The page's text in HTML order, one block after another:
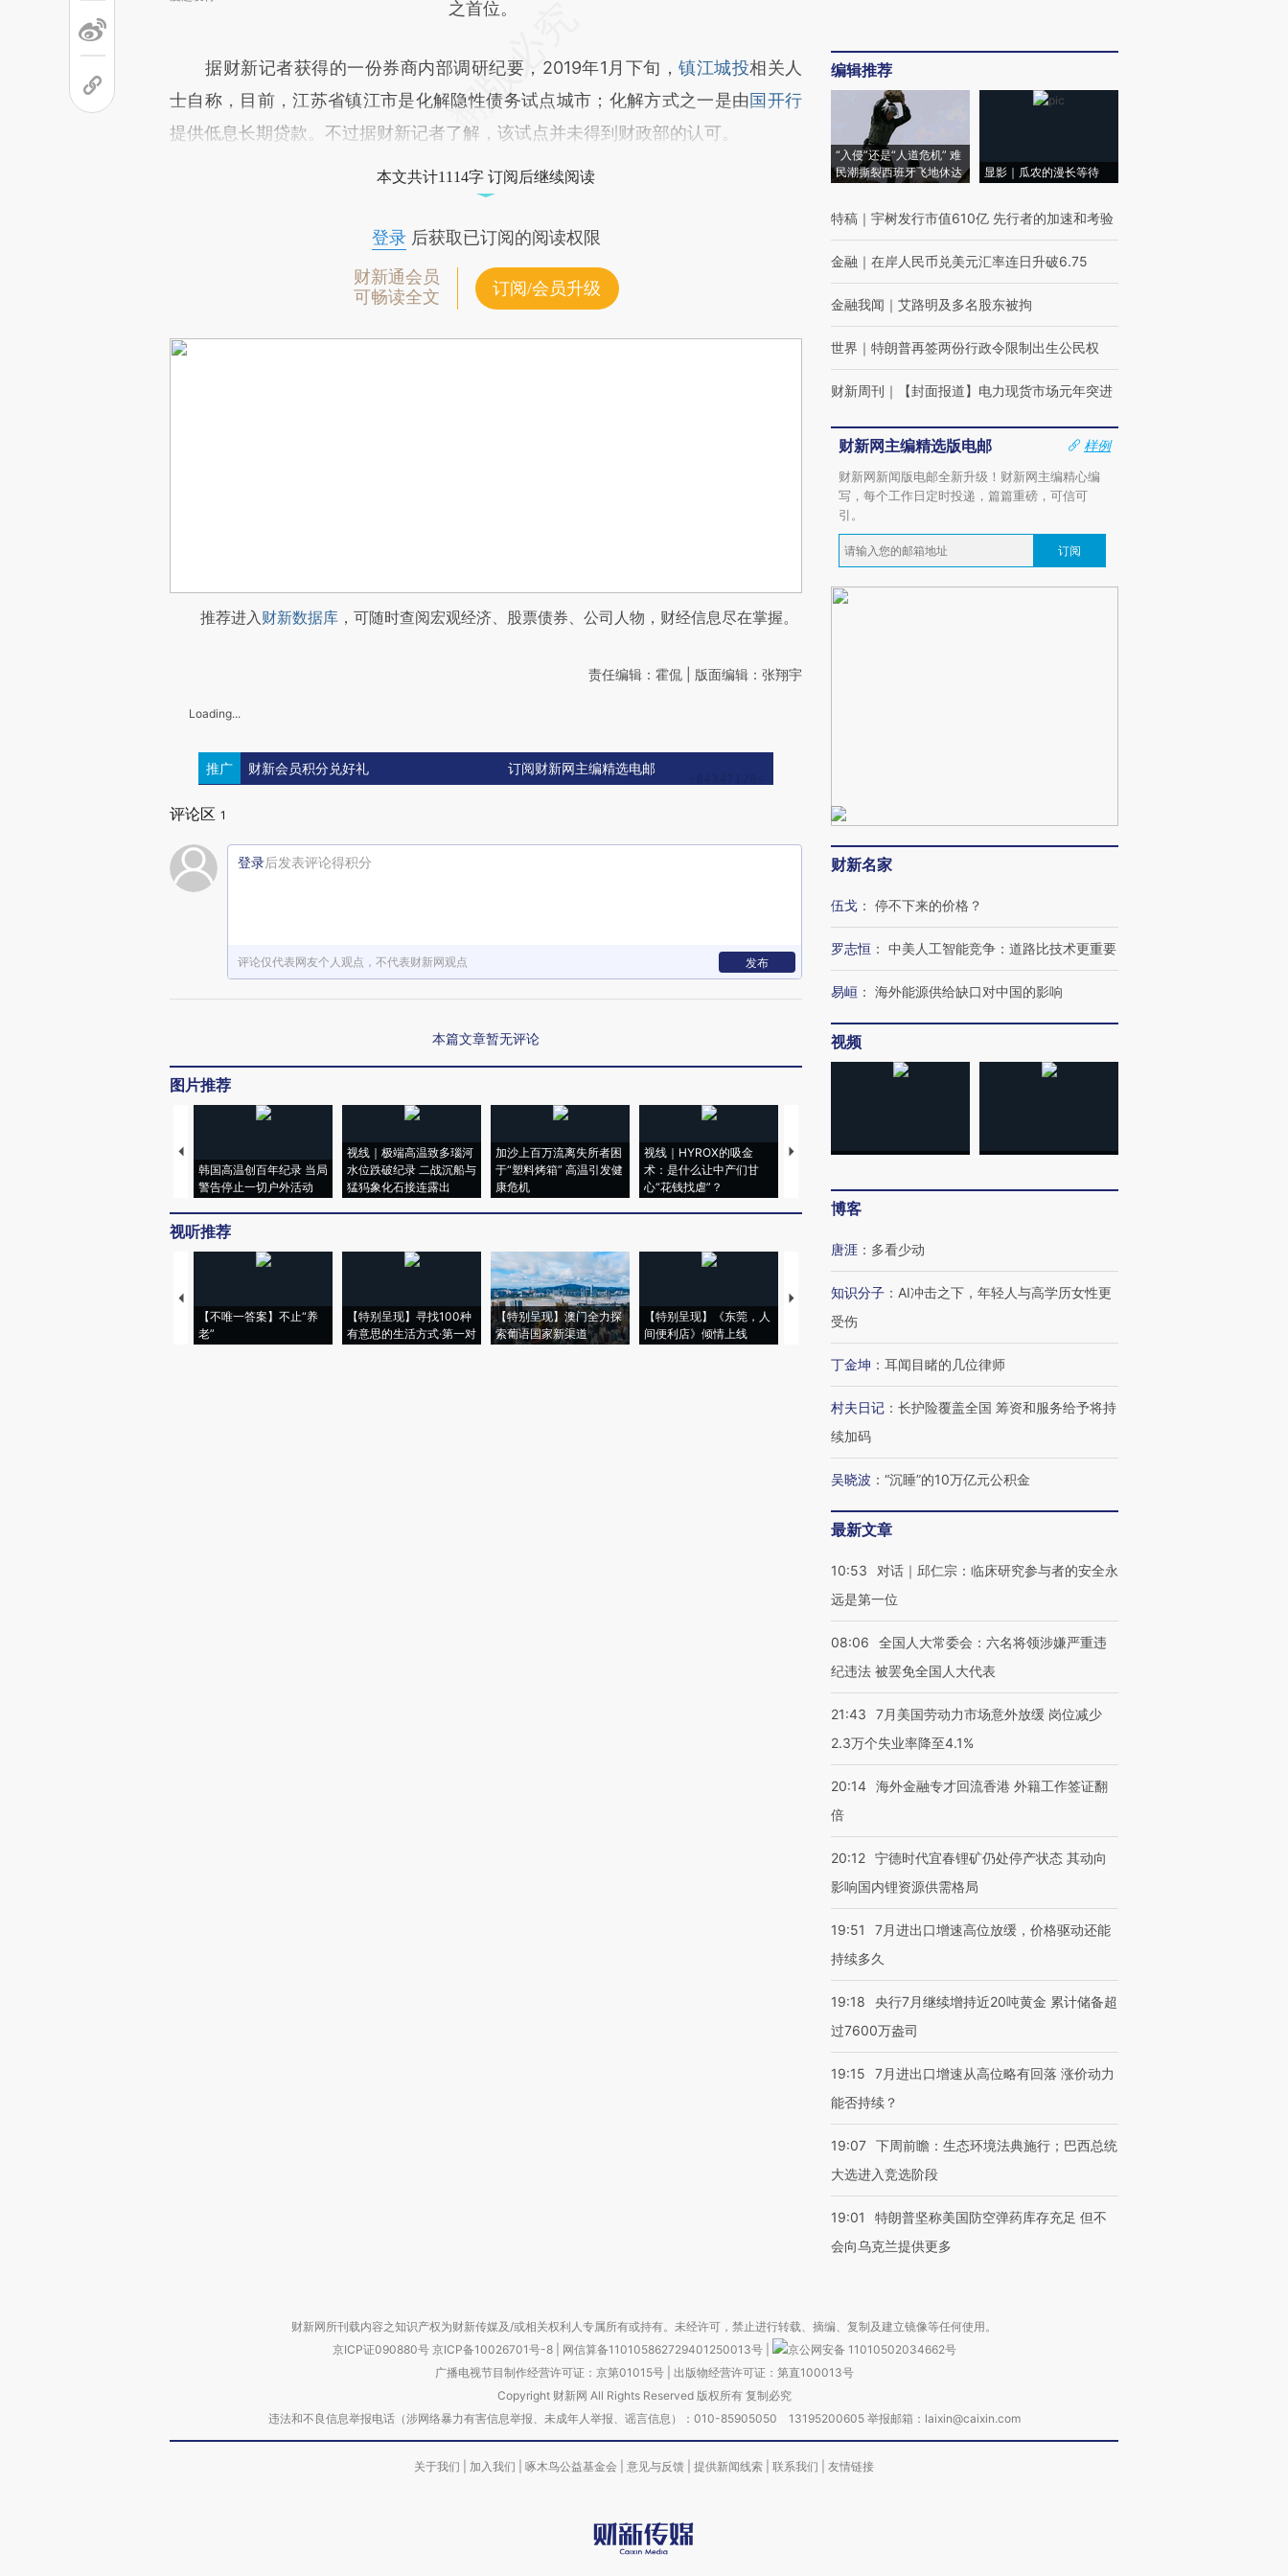
之首位。
据财新记者获得的一份券商内部调研纪要，2019年1月下旬， 镇江城投相关人
士自称，目前，江苏省镇江市是化解隐性债务试点城市；化解方式之一是由国开行
提供低息长期贷款。不过据财新记者了解，该试点并未得到财政部的认可。
本文共计1114字 订阅后继续阅读
登录后获取已订阅的阅读权限
财新通会员
可畅读全文
订阅/会员升级
推荐进入财新数据库 ，可随时查阅宏观经济、股票债券、公司人物，财经信息尽在掌握。
责任编辑：霍侃 | 版面编辑：张翔宇
Loading...
推广 财新会员积分兑好礼 订阅财新网主编精选电邮
评论区 1
登录后发表评论得积分
评论仅代表网友个人观点，不代表财新网观点 发布
本篇文章暂无评论
图片推荐
韩国高温创百年纪录 当局
警告停止一切户外活动
视线｜极端高温致多瑙河
水位跌破纪录 二战沉船与
猛犸象化石接连露出
加沙上百万流离失所者困
于“塑料烤箱” 高温引发健
康危机
视线｜HYROX的吸金
术：是什么让中产们甘
心“花钱找虐”？
马航飞行员跨国走私7万
视线｜被称为“蟑螂”的印
育部长拱下台
视线｜“入侵”还是“人道危
飞地休达
视听推荐
【不唯一答案】不止“养
老”
【特别呈现】寻找100种
有意思的生活方式·第一对
【特别呈现】澳门全力探
索葡语国家新渠道
【特别呈现】《东莞，人
间便利店》倾情上线
【推广】走进第四届链博
会，让数智科技“链”接产
【商旅对话】华住集团
编辑推荐
“入侵”还是“人道危机” 难
民潮撕裂西班牙飞地休达
显影｜瓜农的漫长等待
特稿 ｜ 宇树发行市值610亿 先行者的加速和考验
金融 ｜ 在岸人民币兑美元汇率连日升破6.75
金融我闻 ｜ 艾路明及多名股东被拘
世界 ｜ 特朗普再签两份行政令限制出生公民权
财新周刊 ｜ 【封面报道】电力现货市场元年突进
财新网主编精选版电邮
样例
财新网新闻版电邮全新升级！财新网主编精心编
写，每个工作日定时投递，篇篇重磅，可信可
引。
订阅
财新名家
伍戈 ： 停不下来的价格？
罗志恒 ： 中美人工智能竞争：道路比技术更重要
易峘 ： 海外能源供给缺口对中国的影响
视频
博客
唐涯 ： 多看少动
知识分子 ： AI冲击之下，年轻人与高学历女性更
受伤
丁金坤 ： 耳闻目睹的几位律师
村夫日记 ： 长护险覆盖全国 筹资和服务给予将持
续加码
吴晓波 ： “沉睡”的10万亿元公积金
最新文章
10:53
对话｜邱仁宗：临床研究参与者的安全永
远是第一位
08:06
全国人大常委会：六名将领涉嫌严重违
纪违法 被罢免全国人大代表
21:43
7月美国劳动力市场意外放缓 岗位减少
2.3万个失业率降至4.1%
20:14 海外金融专才回流香港 外籍工作签证翻
倍
20:12 宁德时代宜春锂矿仍处停产状态 其动向
影响国内锂资源供需格局
19:51
7月进出口增速高位放缓，价格驱动还能
持续多久
19:18
央行7月继续增持近20吨黄金 累计储备超
过7600万盎司
19:15
7月进出口增速从高位略有回落 涨价动力
能否持续？
19:07 下周前瞻：生态环境法典施行；巴西总统
大选进入竞选阶段
19:01
特朗普坚称美国防空弹药库存充足 但不
会向乌克兰提供更多
财新网所刊载内容之知识产权为财新传媒及/或相关权利人专属所有或持有。未经许可，禁止进行转载、摘编、复制及建立镜像等任何使用。
京ICP证090880号 京ICP备10026701号-8 网信算备110105862729401250013号
京公网安备 11010502034662号
广播电视节目制作经营许可证：京第01015号| 出版物经营许可证：第直100013号
Copyright 财新网 All Rights Reserved 版权所有 复制必究
违法和不良信息举报电话（涉网络暴力有害信息举报、未成年人举报、谣言信息）：010-85905050 13195200605 举报邮箱：laixin@caixin.com
关于我们 加入我们 啄木鸟公益基金会 意见与反馈 提供新闻线索 联系我们 友情链接